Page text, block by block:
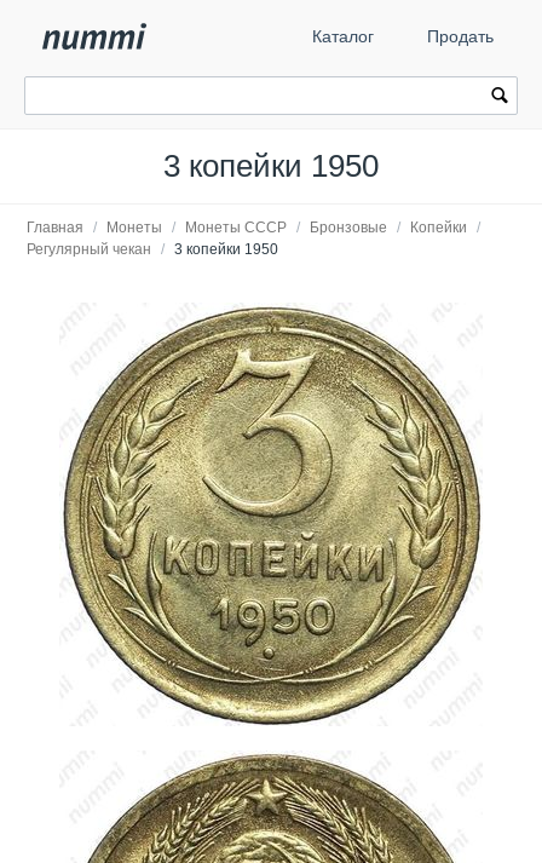
Каталог Продать
3 копейки 1950
Главная / Монеты / Монеты СССР / Бронзовые / Копейки
/
Регулярный чекан
/ 3 копейки 1950